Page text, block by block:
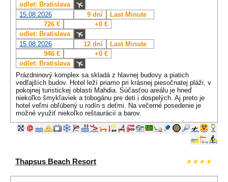
odlet: Bratislava
15.08.2026
9 dní
Last Minute
726 €
+0 €
odlet: Bratislava
15.08.2026
12 dní
Last Minute
946 €
+0 €
odlet: Bratislava
Prázdninový komplex sa skladá z hlavnej budovy a piatich
vedľajších budov. Hotel leží priamo pri krásnej piesočnatej pláži, v
pokojnej turistickej oblasti Mahdia. Súčasťou areálu je hneď
niekoľko šmykľaviek a tobogánu pre deti i dospelých. Aj preto je
hotel veľmi obľúbený u rodín s deťmi. Na večerné posedenie je
možné využiť niekoľko reštaurácií a barov.
Thapsus Beach Resort